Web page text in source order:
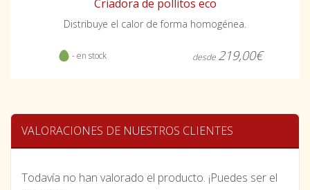
Criadora de pollitos eco
Distribuye el calor de forma homogénea.
- en stock desde 219,00€
VALORACIONES DE NUESTROS CLIENTES
Todavía no han valorado el producto. ¡Puedes ser el